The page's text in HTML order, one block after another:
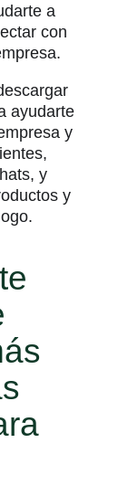
a
con
ayudarte
y
y
y